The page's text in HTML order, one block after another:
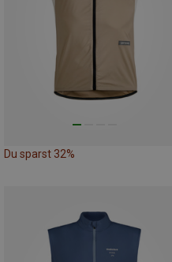
Du sparst 32%